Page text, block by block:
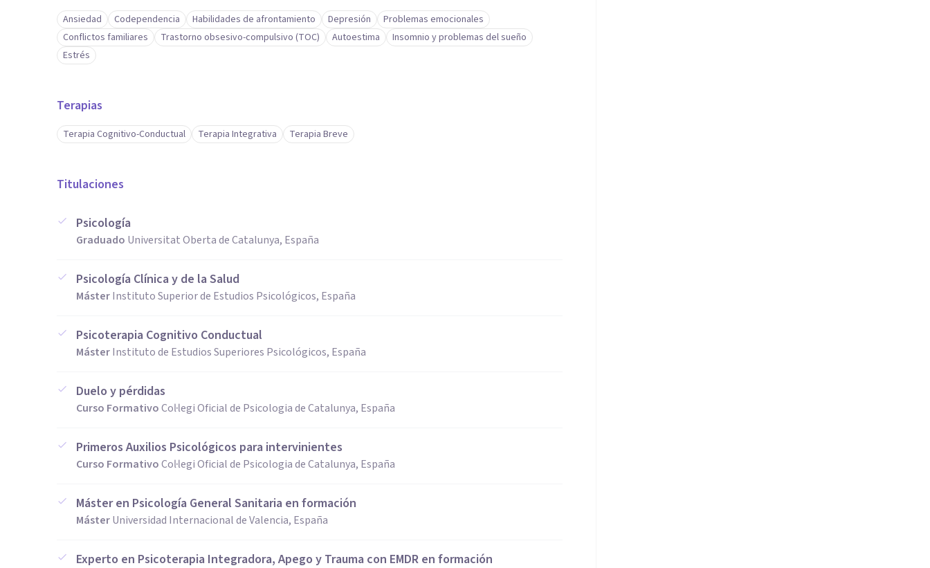
Ansiedad Codependencia Habilidades de afrontamiento Depresión
Problemas emocionales
Conflictos familiares
Trastorno obsesivo-compulsivo (TOC) Autoestima
Insomnio y problemas del sueño
Estrés
Terapias
Terapia Cognitivo-Conductual Terapia Integrativa Terapia Breve
Titulaciones
Psicología
Graduado Universitat Oberta de Catalunya, España
Psicología Clínica y de la Salud
MásterInstituto Superior de Estudios Psicológicos, España
Psicoterapia Cognitivo Conductual
MásterInstituto de Estudios Superiores Psicológicos, España
Duelo y pérdidas
Curso FormativoCol·legi Oficial de Psicologia de Catalunya, España
Primeros Auxilios Psicológicos para intervinientes
Curso FormativoCol·legi Oficial de Psicologia de Catalunya, España
Máster en Psicología General Sanitaria en formación
MásterUniversidad Internacional de Valencia, España
Experto en Psicoterapia Integradora, Apego y Trauma con EMDR en formación